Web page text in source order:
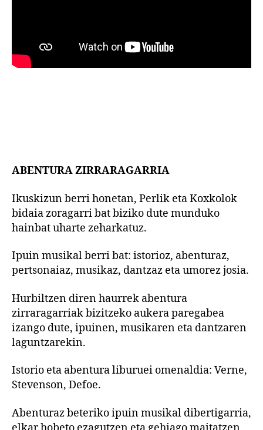
ABENTURA ZIRRARAGARRIA
Ikuskizun berri honetan, Perlik eta Koxkolok
bidaia zoragarri bat biziko dute munduko
hainbat uharte zeharkatuz.
Ipuin musikal berri bat: istorioz, abenturaz,
pertsonaiaz, musikaz, dantzaz eta umorez josia.
Hurbiltzen diren haurrek abentura
zirraragarriak bizitzeko aukera paregabea
izango dute, ipuinen, musikaren eta dantzaren
laguntzarekin.
Istorio eta abentura liburuei omenaldia: Verne,
Stevenson, Defoe.
Abenturaz beteriko ipuin musikal dibertigarria,